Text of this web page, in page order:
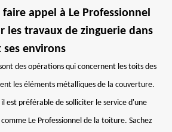
faire appel à Le Professionnel
les travaux de zinguerie dans
environs
des opérations qui concernent les toits des
les éléments métalliques de la couverture.
est préférable de solliciter le service d'une
Le Professionnel de la toiture. Sachez